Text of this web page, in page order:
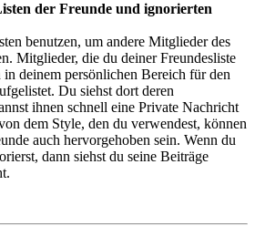
der Freunde und ignorierten
benutzen, um andere Mitglieder des
Mitglieder, die du deiner Freundesliste
deinem persönlichen Bereich für den
Du siehst dort deren
ihnen schnell eine Private Nachricht
dem Style, den du verwendest, können
auch hervorgehoben sein. Wenn du
dann siehst du seine Beiträge